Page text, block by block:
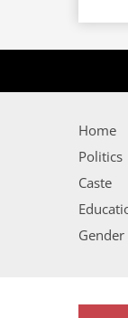
Home
Politics
Caste
Gender